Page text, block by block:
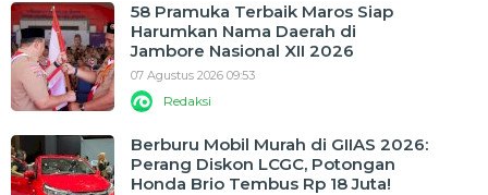
58 Pramuka Terbaik Maros Siap
Harumkan Nama Daerah di
Jambore Nasional XII 2026
07 Agustus 2026 09:53
Redaksi
Berburu Mobil Murah di GIIAS 2026:
Perang Diskon LCGC, Potongan
Honda Brio Tembus Rp 18 Juta!